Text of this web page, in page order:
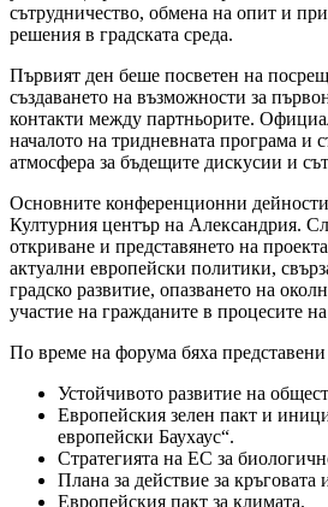
сътрудничество, обмена на опит и
решения в градската среда.
Първият ден беше посветен на
създаването на възможности за
контакти между партньорите.
началото на тридневната програма и
атмосфера за бъдещите дискусии и
Основните конференционни
Културния център на Александрия.
откриване и представянето на
актуални европейски политики,
градско развитие, опазването на
участие на гражданите в процесите
По време на форума бяха
Устойчивото развитие на
Европейския зелен пакт и
европейски Баухаус“.
Стратегията на ЕС за
Плана за действие за кръговата
Европейския пакт за климата.